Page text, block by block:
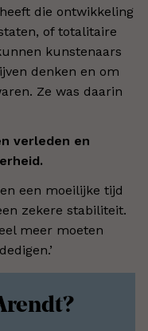
die ontwikkeling
of totalitaire
kunstenaars
denken en om
Ze was daarin
verleden en
een moeilijke tijd
zekere stabiliteit.
meer moeten